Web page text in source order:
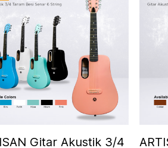
Gitar Akustik 3/4